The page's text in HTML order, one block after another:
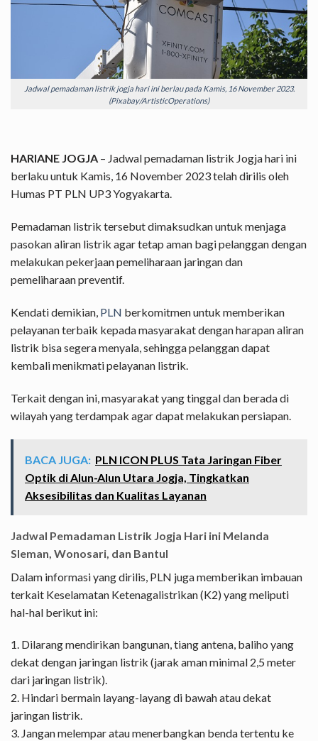
Jadwal pemadaman listrik jogja hari ini berlau pada Kamis, 16 November 2023.
(Pixabay/ArtisticOperations)
HARIANE JOGJA – Jadwal pemadaman listrik Jogja hari ini
berlaku untuk Kamis, 16 November 2023 telah dirilis oleh
Humas PT PLN UP3 Yogyakarta.
Pemadaman listrik tersebut dimaksudkan untuk menjaga
pasokan aliran listrik agar tetap aman bagi pelanggan dengan
melakukan pekerjaan pemeliharaan jaringan dan
pemeliharaan preventif.
Kendati demikian, PLN berkomitmen untuk memberikan
pelayanan terbaik kepada masyarakat dengan harapan aliran
listrik bisa segera menyala, sehingga pelanggan dapat
kembali menikmati pelayanan listrik.
Terkait dengan ini, masyarakat yang tinggal dan berada di
wilayah yang terdampak agar dapat melakukan persiapan.
BACA JUGA: PLN ICON PLUS Tata Jaringan Fiber
Optik di Alun-Alun Utara Jogja, Tingkatkan
Aksesibilitas dan Kualitas Layanan
Jadwal Pemadaman Listrik Jogja Hari ini Melanda
Sleman, Wonosari, dan Bantul
Dalam informasi yang dirilis, PLN juga memberikan imbauan
terkait Keselamatan Ketenagalistrikan (K2) yang meliputi
hal-hal berikut ini:
1. Dilarang mendirikan bangunan, tiang antena, baliho yang
dekat dengan jaringan listrik (jarak aman minimal 2,5 meter
dari jaringan listrik).
2. Hindari bermain layang-layang di bawah atau dekat
jaringan listrik.
3. Jangan melempar atau menerbangkan benda tertentu ke